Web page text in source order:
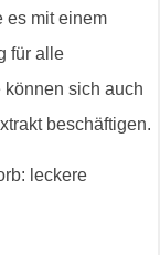
es mit einem
für alle
sich auch
beschäftigen.